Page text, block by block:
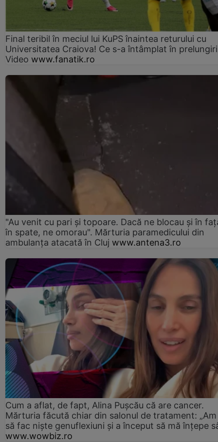
Final teribil în meciul lui KuPS înaintea returului cu
Universitatea Craiova! Ce s-a întâmplat în
Video www.fanatik.ro
"Au venit cu pari și topoare. Dacă ne blocau şi în
în spate, ne omorau". Mărturia paramedicului din
ambulanţa atacată în Cluj www.antena3.ro
Cum a aflat, de fapt, Alina Pușcău că are cancer.
Mărturia făcută chiar din salonul de tratament:
să fac niște genuflexiuni și a început să mă înțepe
www.wowbiz.ro